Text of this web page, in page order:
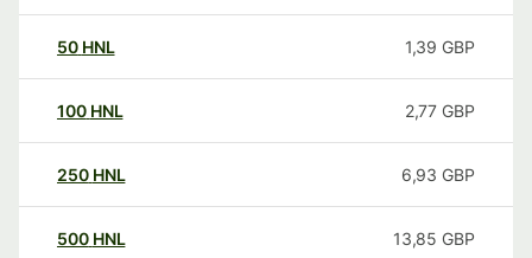
50 HNL 1,39 GBP
100 HNL 2,77 GBP
250 HNL 6,93 GBP
500 HNL 13,85 GBP